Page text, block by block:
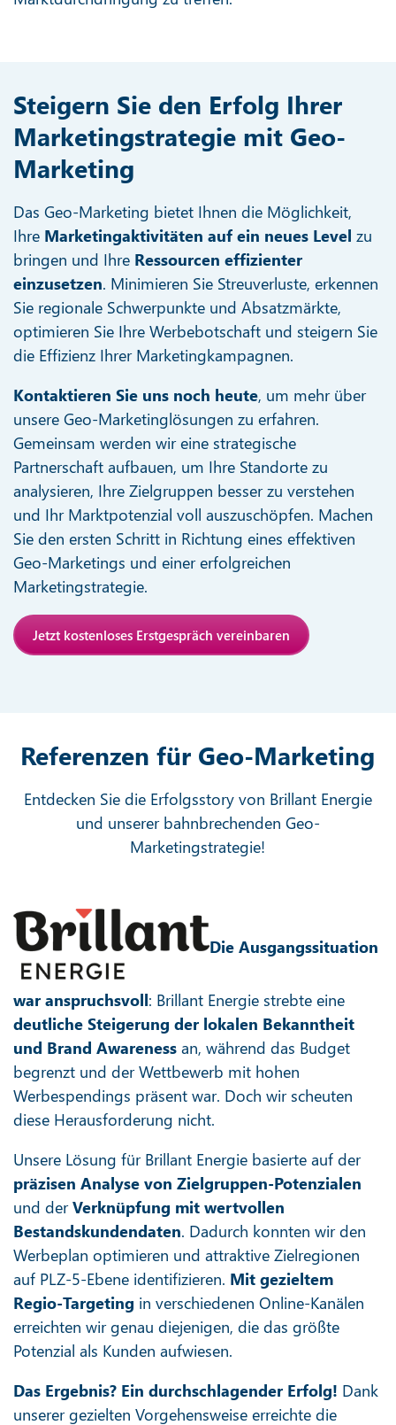
Steigern Sie den Erfolg Ihrer
Marketingstrategie mit Geo-
Marketing
Das Geo-Marketing bietet Ihnen die Möglichkeit,
Ihre Marketingaktivitäten auf ein neues Level zu
bringen und Ihre Ressourcen effizienter
einzusetzen. Minimieren Sie Streuverluste, erkennen
Sie regionale Schwerpunkte und Absatzmärkte,
optimieren Sie Ihre Werbebotschaft und steigern Sie
die Effizienz Ihrer Marketingkampagnen.
Kontaktieren Sie uns noch heute, um mehr über
unsere Geo-Marketinglösungen zu erfahren.
Gemeinsam werden wir eine strategische
Partnerschaft aufbauen, um Ihre Standorte zu
analysieren, Ihre Zielgruppen besser zu verstehen
und Ihr Marktpotenzial voll auszuschöpfen. Machen
Sie den ersten Schritt in Richtung eines effektiven
Geo-Marketings und einer erfolgreichen
Marketingstrategie.
Jetzt kostenloses Erstgespräch vereinbaren
Referenzen für Geo-Marketing
Entdecken Sie die Erfolgsstory von Brillant Energie
und unserer bahnbrechenden Geo-
Marketingstrategie!
Die Ausgangssituation
war anspruchsvoll: Brillant Energie strebte eine
deutliche Steigerung der lokalen Bekanntheit
und Brand Awareness an, während das Budget
begrenzt und der Wettbewerb mit hohen
Werbespendings präsent war. Doch wir scheuten
diese Herausforderung nicht.
Unsere Lösung für Brillant Energie basierte auf der
präzisen Analyse von Zielgruppen-Potenzialen
und derVerknüpfung mit wertvollen
Bestandskundendaten. Dadurch konnten wir den
Werbeplan optimieren und attraktive Zielregionen
auf PLZ-5-Ebene identifizieren. Mit gezieltem
Regio-Targeting in verschiedenen Online-Kanälen
erreichten wir genau diejenigen, die das größte
Potenzial als Kunden aufwiesen.
Das Ergebnis? Ein durchschlagender Erfolg! Dank
unserer gezielten Vorgehensweise erreichte die